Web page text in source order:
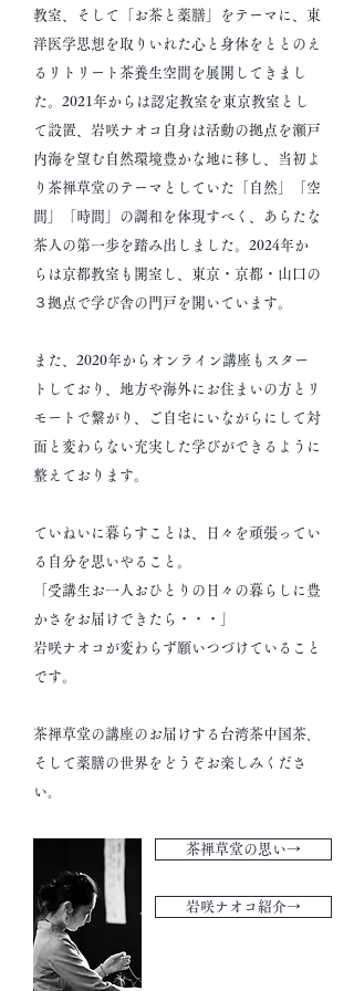
教室、そして
「お茶と薬膳」をテーマに、東
洋医学思想を取りいれた心と身体をととのえ
るリトリート茶養生空間 を展開してきまし
た。 2021年からは認定教室を東京教室とし
て設置、岩咲ナオコ自身は活動の拠点を瀬戸
内海を望む自然環境豊かな地に移し、当初よ
り茶禅草堂のテーマとしていた「自然」「空
間」「時間」の調和を体現すべく、あらたな
茶人の第一歩を踏み出しました。2024年か
らは京都教室も開室し、東京・京都・山口の
３拠点で学び舎の門戸を開いています。
また、2020年からオンライン講座もスター
トしており、地方や海外にお住まいの方とリ
モート で繋がり、
ご自宅にいながらにして対
面と変わらない充実した学びができるように
整えております。
ていねいに暮らすことは、日々を頑張ってい
る自分を思いやること。
「受講生お一人おひとりの日々の暮らしに豊
かさをお届けできたら・・・」
岩咲ナオコが変わらず願いつづけていること
です。
茶禅草堂の講座のお届けする台湾茶中国茶､
そして薬膳の世界をどうぞお楽しみくださ
い｡
茶禅草堂の思い→
岩咲ナオコ紹介→